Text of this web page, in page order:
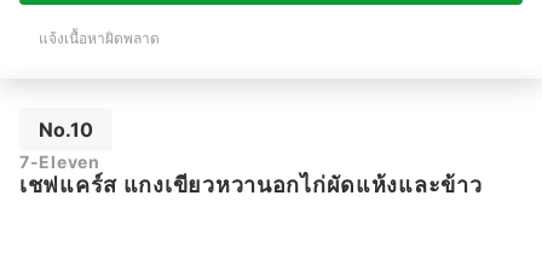
แจ้งเนื้อหาผิดพลาด
No.10
7-Eleven
เชฟแคร์ส แกงเขียวหวานอกไก่ผัดแห้งและข้าว